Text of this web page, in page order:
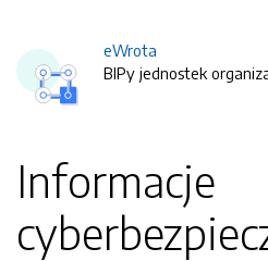
eWrota
BIPy jednostek
Informacje